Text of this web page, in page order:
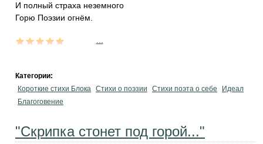
И полный страха неземного
Горю Поэзии огнём.
Категории:
Короткие стихи Блока Стихи о поэзии Стихи поэта о себе
Идеал
Благоговение
"Скрипка стонет под горой..."